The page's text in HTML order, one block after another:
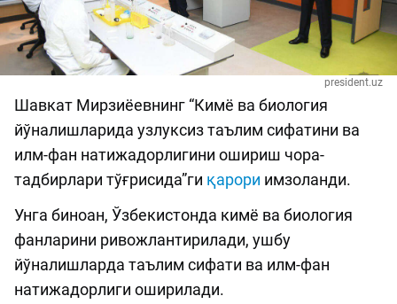
president.uz
Шавкат Мирзиёевнинг “Кимё ва биология
йўналишларида узлуксиз таълим сифатини ва
илм-фан натижадорлигини ошириш чора-
тадбирлари тўғрисида”ги қарори имзоланди.
Унга биноан, Ўзбекистонда кимё ва биология
фанларини ривожлантирилади, ушбу
йўналишларда таълим сифати ва илм-фан
натижадорлиги оширилади.